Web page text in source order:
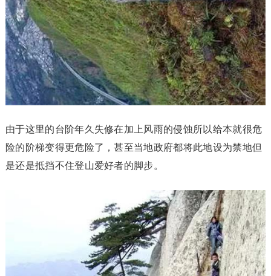
由于这里的台阶年久失修在加上风雨的侵蚀所以给本就很危
险的阶梯变得更危险了，甚至当地政府都将此地设为禁地但
是还是抵挡不住登山爱好者的脚步。